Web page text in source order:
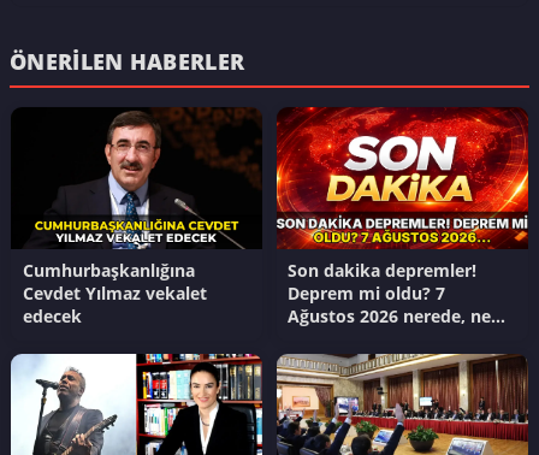
ÖNERILEN HABERLER
Cumhurbaşkanlığına
Cevdet Yılmaz vekalet
edecek
Son dakika depremler!
Deprem mi oldu? 7
Ağustos 2026 nerede, ne